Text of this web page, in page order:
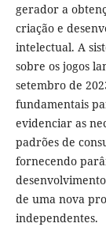
gerador a
criação e
intelectual. A
sobre os jogos
setembro de
fundamentais
evidenciar as
padrões de
fornecendo
de uma nova
independentes.